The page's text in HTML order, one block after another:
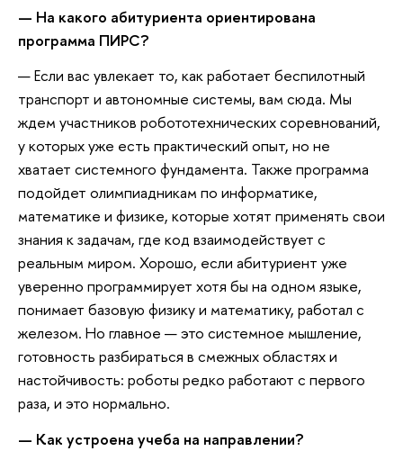
— На какого абитуриента ориентирована
программа ПИРС?
— Если вас увлекает то, как работает беспилотный
транспорт и автономные системы, вам сюда. Мы
ждем участников робототехнических соревнований,
у которых уже есть практический опыт, но не
хватает системного фундамента. Также программа
подойдет олимпиадникам по информатике,
математике и физике, которые хотят применять свои
знания к задачам, где код взаимодействует с
реальным миром. Хорошо, если абитуриент уже
уверенно программирует хотя бы на одном языке,
понимает базовую физику и математику, работал с
железом. Но главное — это системное мышление,
готовность разбираться в смежных областях и
настойчивость: роботы редко работают с первого
раза, и это нормально.
— Как устроена учеба на направлении?